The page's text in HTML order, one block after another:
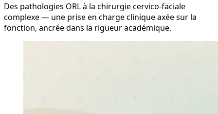
Des pathologies ORL à la chirurgie cervico-faciale
complexe — une prise en charge clinique axée sur la
fonction, ancrée dans la rigueur académique.